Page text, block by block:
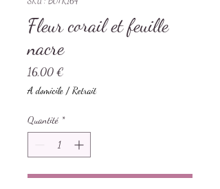
Fleur corail et feuille
nacre
16,00 €
A domicile / Retrait
Quantité *